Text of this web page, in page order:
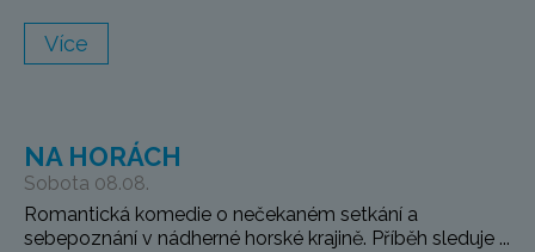
Více
NA HORÁCH
Sobota 08.08.
Romantická komedie o nečekaném setkání a
sebepoznání v nádherné horské krajině. Příběh sleduje ...